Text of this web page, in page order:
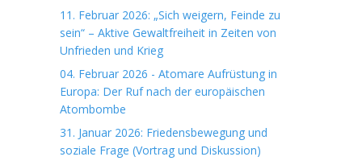
11. Februar 2026: „Sich weigern, Feinde zu
sein“ – Aktive Gewaltfreiheit in Zeiten von
Unfrieden und Krieg
04. Februar 2026 - Atomare Aufrüstung in
Europa: Der Ruf nach der europäischen
Atombombe
31. Januar 2026: Friedensbewegung und
soziale Frage (Vortrag und Diskussion)